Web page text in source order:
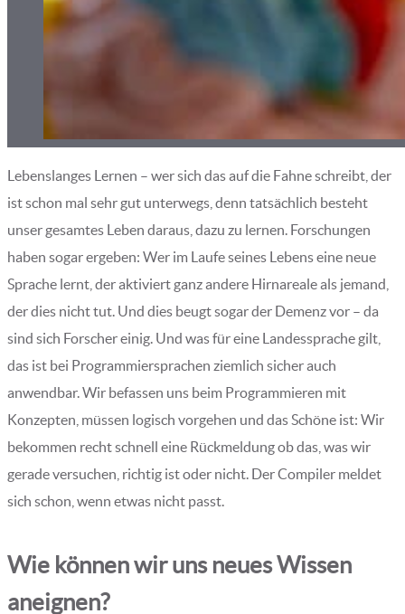
Lebenslanges Lernen – wer sich das auf die Fahne schreibt, der
ist schon mal sehr gut unterwegs, denn tatsächlich besteht
unser gesamtes Leben daraus, dazu zu lernen. Forschungen
haben sogar ergeben: Wer im Laufe seines Lebens eine neue
Sprache lernt, der aktiviert ganz andere Hirnareale als jemand,
der dies nicht tut. Und dies beugt sogar der Demenz vor – da
sind sich Forscher einig. Und was für eine Landessprache gilt,
das ist bei Programmiersprachen ziemlich sicher auch
anwendbar. Wir befassen uns beim Programmieren mit
Konzepten, müssen logisch vorgehen und das Schöne ist: Wir
bekommen recht schnell eine Rückmeldung ob das, was wir
gerade versuchen, richtig ist oder nicht. Der Compiler meldet
sich schon, wenn etwas nicht passt.
Wie können wir uns neues Wissen
aneignen?